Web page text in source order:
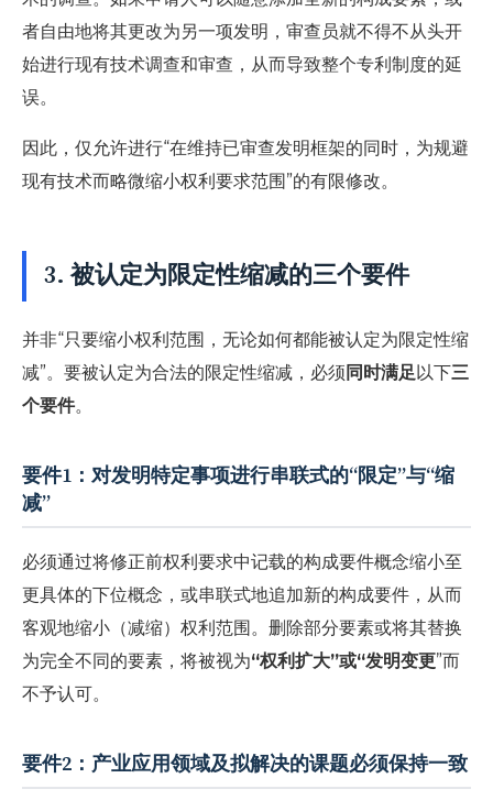
者自由地将其更改为另一项发明，审查员就不得不从头开
始进行现有技术调查和审查，从而导致整个专利制度的延
误。
因此，仅允许进行“在维持已审查发明框架的同时，为规避
现有技术而略微缩小权利要求范围”的有限修改。
3. 被认定为限定性缩减的三个要件
并非“只要缩小权利范围，无论如何都能被认定为限定性缩
减”。要被认定为合法的限定性缩减，必须 同时满足以下三
个要件。
要件1：对发明特定事项进行串联式的“限定”与“缩
减”
必须通过将修正前权利要求中记载的构成要件概念缩小至
更具体的下位概念，或串联式地追加新的构成要件，从而
客观地缩小（减缩）权利范围。删除部分要素或将其替换
为完全不同的要素，将被视为“权利扩大”或“发明变更”而
不予认可。
要件2：产业应用领域及拟解决的课题必须保持一致